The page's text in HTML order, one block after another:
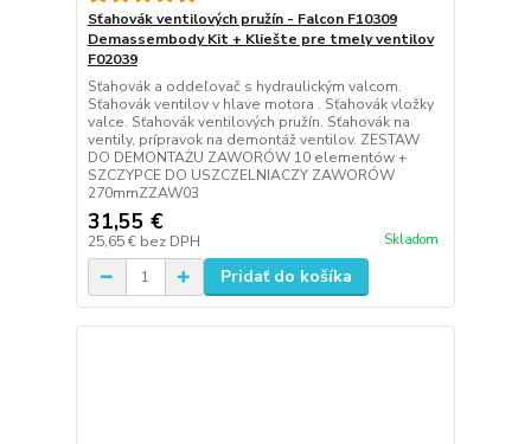
Sťahovák ventilových pružín - Falcon F10309
Demassembody Kit + Kliešte pre tmely ventilov
F02039
Sťahovák a oddeľovač s hydraulickým valcom.
Sťahovák ventilov v hlave motora . Sťahovák vložky
valce. Sťahovák ventilových pružín. Sťahovák na
ventily, prípravok na demontáž ventilov. ZESTAW
DO DEMONTAŻU ZAWORÓW 10 elementów +
SZCZYPCE DO USZCZELNIACZY ZAWORÓW
270mmZZAW03
31,55 €
25,65 € bez DPH Skladom
Pridať do košíka